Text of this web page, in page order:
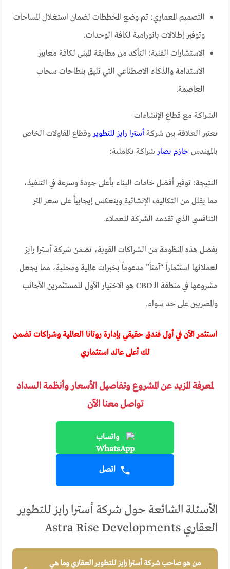
التصميم المعماري: تم وضع المخططات لضمان استغلال المساحات
وتوفير إطلالات بانورامية لكافة الوحدات.
الاستشارات الفنية: التأكد من مطابقة المبنى لكافة معايير
الاستدامة والذكاء الاصطناعي التي تليق بنطاحات سحاب
العاصمة.
الشراكة مع قطاع الإنشاءات
تعتبر العلاقة بين شركة أسترا رايز للتطويروقطاع المقاولات الخاص
بالمهندس حازم نصار شراكة تكاملية:
النتيجة: توفير أفضل خامات البناء بأعلى جودة وسرعة في التنفيذ،
مما يقلل من التكاليف الإنشائية وينعكس إيجابياً على سعر المتر
التنافسي الذي تقدمه الشركة للعملاء.
بفضل هذه المنظومة من الشراكات القوية، تضمن شركة أسترا رايز
لعملائها استثماراً “آمناً” مدعوماً بخبرات عالمية ومحلية، مما يجعل
مشروعها في منطقة الـ CBD هو الاختيار الأول للمستثمرين الأجانب
والمصريين على حد سواء.
استثمر الآن في أول فندق حقيقي بإدارة روتانا العالمية وشراكات تضمن
لك أعلى عائد استثماري
لمعرفة المزيد عن المشروع وتفاصيل الأسعار وأنظمة السداد
تواصل معنا الآن
واتساب
اتصل
الأسئلة الشائعة حول شركة أسترا رايز للتطوير
العقاري Astra Rise Developments
من هو صاحب شركة أسترا رايز للتطوير العقاري وما هي